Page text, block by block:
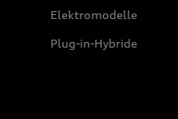
Elektromodelle
Plug-in-Hybride